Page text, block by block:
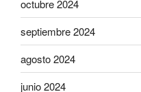
octubre 2024
septiembre 2024
agosto 2024
junio 2024